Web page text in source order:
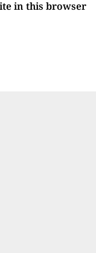
in this browser